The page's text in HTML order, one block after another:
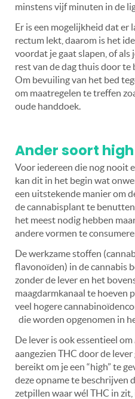
minstens vijf minuten in de
Er is een mogelijkheid dat er
rectum lekt, daarom is het
voordat je gaat slapen, of
rest van de dag thuis door
Om bevuiling van het bed
om maatregelen te treffen
oude handdoek.
Ander soort high
Voor iedereen die nog nooit
kan dit in het begin wat
een uitstekende manier om
de cannabisplant te
het meest nodig hebben
andere vormen te
De werkzame stoffen
flavonoïden) in de cannabis
zonder de lever en het
maagdarmkanaal te hoeven
veel hogere
die worden opgenomen in
De lever is ook essentieel om
aangezien THC door de
bereikt om je een “high” te
deze opname te beschrijven
zetpillen waar wél THC in zit,